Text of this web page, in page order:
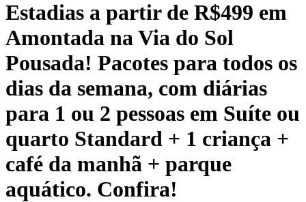
Estadias a partir de R$499 em
Amontada na Via do Sol
Pousada! Pacotes para todos os
dias da semana, com diárias
para 1 ou 2 pessoas em Suíte ou
quarto Standard + 1 criança +
café da manhã + parque
aquático. Confira!